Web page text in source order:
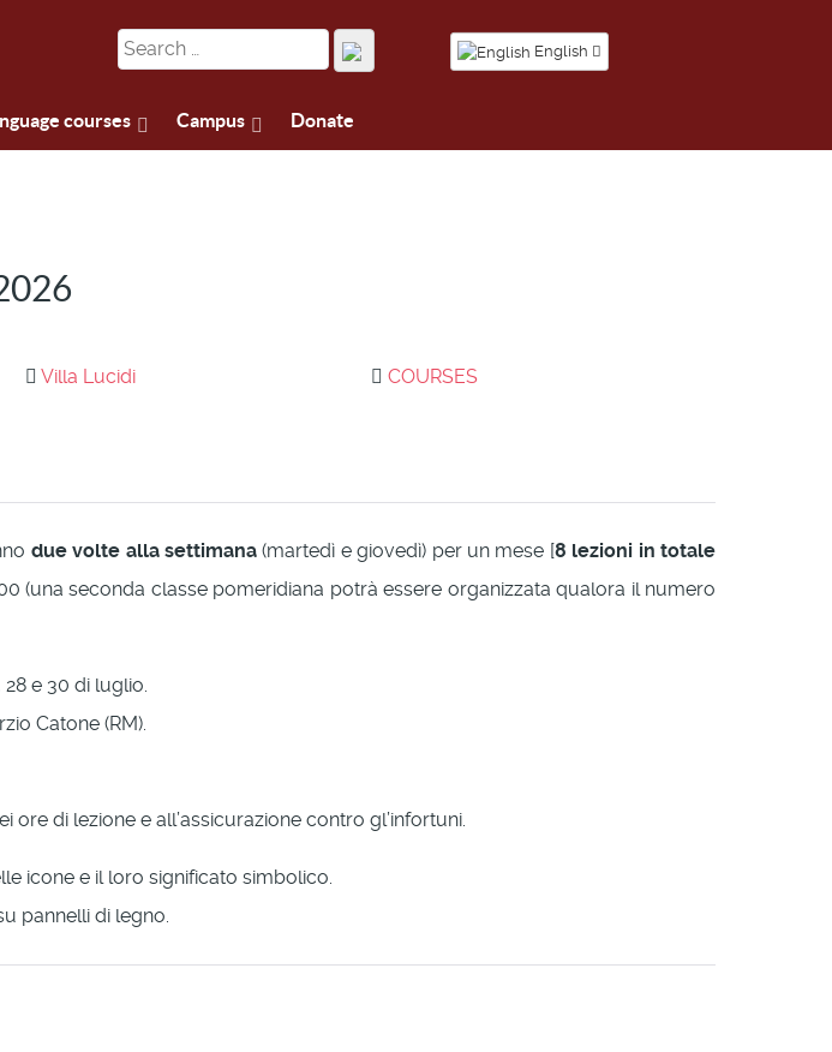
English
courses Campus Donate
Villa Lucidi COURSES
due volte alla settimana(martedì e giovedì) per un mese [8 lezioni in totale
(una seconda classe pomeridiana potrà essere organizzata qualora il numero
28 e 30 di luglio.
Catone (RM).
di lezione e all’assicurazione contro gl’infortuni.
icone e il loro significato simbolico.
pannelli di legno.